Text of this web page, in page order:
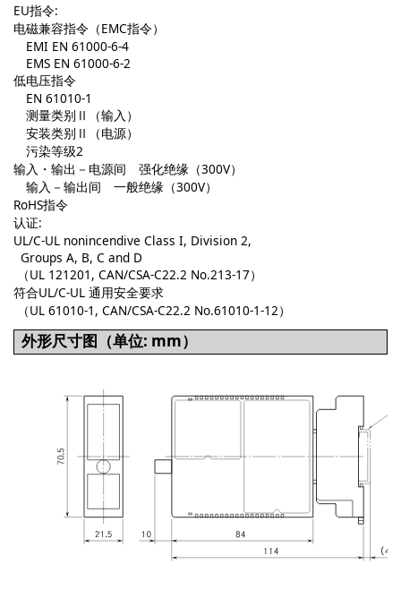
EU指令:
电磁兼容指令（EMC指令）
EMI EN 61000-6-4
EMS EN 61000-6-2
低电压指令
EN 61010-1
测量类别Ⅱ（输入）
安装类别Ⅱ（电源）
污染等级2
输入・输出－电源间 强化绝缘（300V）
输入－输出间 一般绝缘（300V）
RoHS指令
认证:
UL/C-UL nonincendive Class I, Division 2,
Groups A, B, C and D
（UL 121201, CAN/CSA-C22.2 No.213-17）
符合UL/C-UL 通用安全要求
（UL 61010-1, CAN/CSA-C22.2 No.61010-1-12）
外形尺寸图（单位: mm）